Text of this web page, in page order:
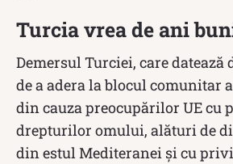
Turcia vrea de ani
Demersul Turciei, care datează
de a adera la blocul comunitar
din cauza preocupărilor UE cu
drepturilor omului, alături de
din estul Mediteranei şi cu